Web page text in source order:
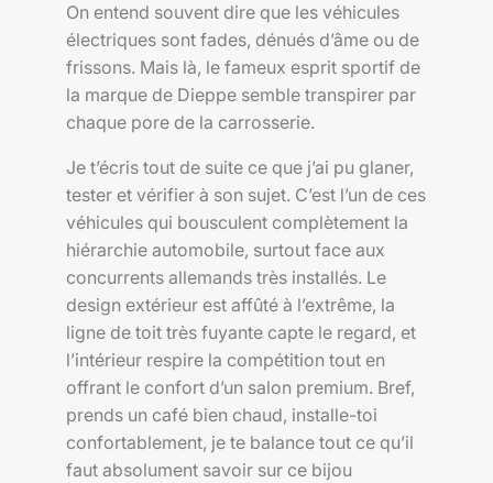
On entend souvent dire que les véhicules
électriques sont fades, dénués d’âme ou de
frissons. Mais là, le fameux esprit sportif de
la marque de Dieppe semble transpirer par
chaque pore de la carrosserie.
Je t’écris tout de suite ce que j’ai pu glaner,
tester et vérifier à son sujet. C’est l’un de ces
véhicules qui bousculent complètement la
hiérarchie automobile, surtout face aux
concurrents allemands très installés. Le
design extérieur est affûté à l’extrême, la
ligne de toit très fuyante capte le regard, et
l’intérieur respire la compétition tout en
offrant le confort d’un salon premium. Bref,
prends un café bien chaud, installe-toi
confortablement, je te balance tout ce qu’il
faut absolument savoir sur ce bijou